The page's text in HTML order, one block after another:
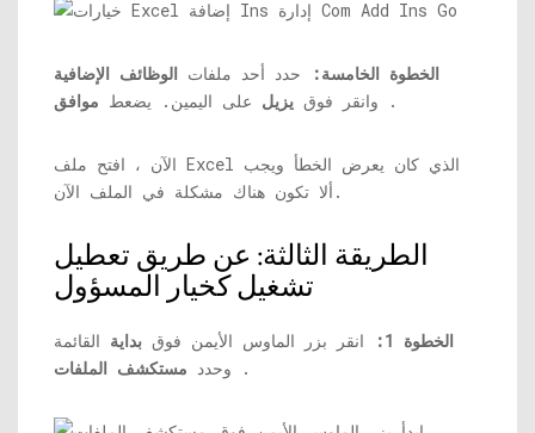
الخطوة الخامسة: حدد أحد ملفات الوظائف الإضافية
وانقر فوق يزيل على اليمين. يضعط موافق .
الآن ، افتح ملف Excel الذي كان يعرض الخطأ ويجب
ألا تكون هناك مشكلة في الملف الآن.
الطريقة الثالثة: عن طريق تعطيل
تشغيل كخيار المسؤول
الخطوة 1: انقر بزر الماوس الأيمن فوق بداية القائمة
وحدد مستكشف الملفات .